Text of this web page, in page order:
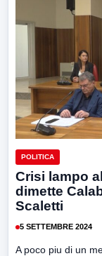
POLITICA
Crisi lampo
dimette
Scaletti
5 SETTEMBRE 2024
A poco piu di un